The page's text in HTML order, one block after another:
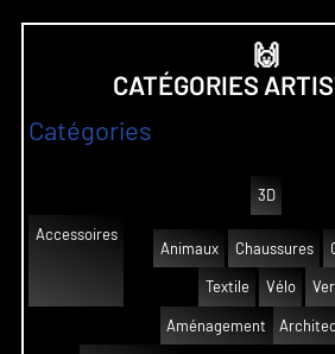
🙌
CATÉGORIES
Catégories
3D
Accessoires
Animaux
Chaussures
Textile Vélo
Aménagement